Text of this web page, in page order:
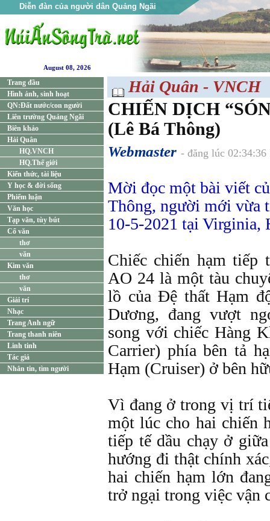
Diễn đàn của người dân Quảng Ngãi
August 08, 2026
Trang đầu
Hình ảnh, sinh hoạt
QN:Đất nước/con người
Liên trường Quảng Ngãi
Biên khảo
Hải Quân
HQ.VNCH
HQ.Thế giới
Kiến thức, tài liệu
Y học & đời sống
Phiếm luận
Văn học
Tạp văn, tùy bút
Cổ văn
thơ
văn
Kim văn
thơ
văn
Giải trí
Nhạc
Trang Anh ngữ
Trang thanh niên
Linh tinh
Tác giả
Nhắn tin, tìm người
Hải Quân - VNCH
CHIẾN DỊCH
(Lê Bá Thông)
Webmaster - đăng lúc
Mời đọc một bài viết
Thông, người mới vừa
10-5-2021 tại Virginia,
Chiếc chiến hạm tiếp
AO 24 là một tàu
lồ của Ðệ thất Hạm
Dương, đang vượt
song với chiếc Hàng
Carrier) phía bên tả
Hạm (Cruiser) ở bên
Vì đang ở trong vị trí
một lúc cho hai chiến
tiếp tế dầu chạy ở
hướng đi thật chính
hai chiến hạm lớn
trở ngại trong việc vận